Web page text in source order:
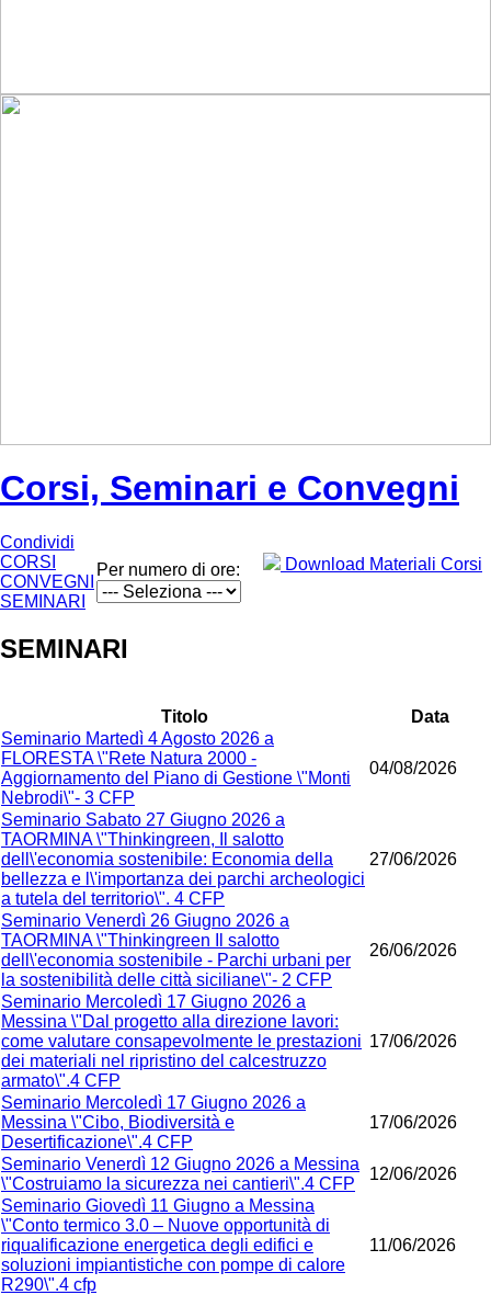
Corsi, Seminari e Convegni
Condividi
CORSI
CONVEGNI
SEMINARI
Per numero di ore: Download Materiali Corsi
SEMINARI
Titolo
Data
Seminario Martedì 4 Agosto 2026 a
FLORESTA \"Rete Natura 2000 -
Aggiornamento del Piano di Gestione \"Monti
Nebrodi\"- 3 CFP
04/08/2026
Seminario Sabato 27 Giugno 2026 a
TAORMINA \"Thinkingreen, Il salotto
dell\'economia sostenibile: Economia della
bellezza e l\'importanza dei parchi archeologici
a tutela del territorio\". 4 CFP
27/06/2026
Seminario Venerdì 26 Giugno 2026 a
TAORMINA \"Thinkingreen Il salotto
dell\'economia sostenibile - Parchi urbani per
la sostenibilità delle città siciliane\"- 2 CFP
26/06/2026
Seminario Mercoledì 17 Giugno 2026 a
Messina \"Dal progetto alla direzione lavori:
come valutare consapevolmente le prestazioni
dei materiali nel ripristino del calcestruzzo
armato\".4 CFP
17/06/2026
Seminario Mercoledì 17 Giugno 2026 a
Messina \"Cibo, Biodiversità e
Desertificazione\".4 CFP
17/06/2026
Seminario Venerdì 12 Giugno 2026 a Messina
\"Costruiamo la sicurezza nei cantieri\".4 CFP
12/06/2026
Seminario Giovedì 11 Giugno a Messina
\"Conto termico 3.0 – Nuove opportunità di
riqualificazione energetica degli edifici e
soluzioni impiantistiche con pompe di calore
R290\".4 cfp
11/06/2026